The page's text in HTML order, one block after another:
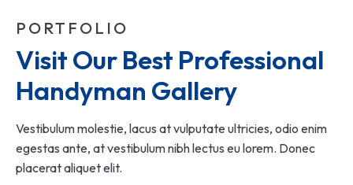
PORTFOLIO
Visit Our Best Professional
Handyman Gallery
Vestibulum molestie, lacus at vulputate ultricies, odio enim
egestas ante, at vestibulum nibh lectus eu lorem. Donec
placerat aliquet elit.